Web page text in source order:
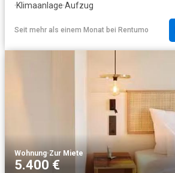
·Klimaanlage·Aufzug
Seit mehr als einem Monat bei Rentumo
Wohnung·Zur Miete
5.400 €